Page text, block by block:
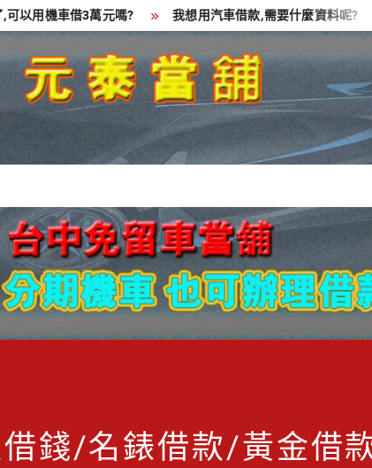
車借3萬元嗎? 我想用汽車借款,需要什麼資料呢? 貸
錢/名錶借款/黃金借